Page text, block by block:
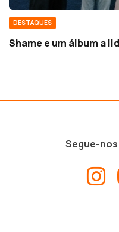
DESTAQUES
Shame e um álbum a
Segue-